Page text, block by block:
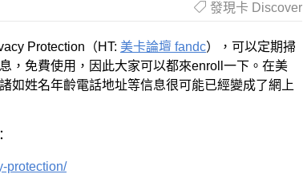
發現卡 Discover
Protection（HT: 美卡論壇 fandc），可以定期掃
，免費使用，因此大家可以都來enroll一下。在美
如姓名年齡電話地址等信息很可能已經變成了網上
protection/